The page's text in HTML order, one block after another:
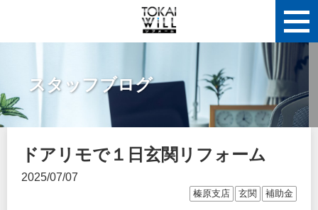
スタッフブログ
ドアリモで１日玄関リフォーム
2025/07/07
榛原支店 玄関 補助金